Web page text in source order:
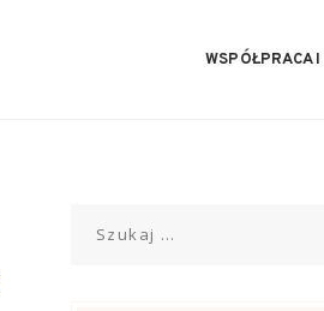
WSPÓŁPRACA